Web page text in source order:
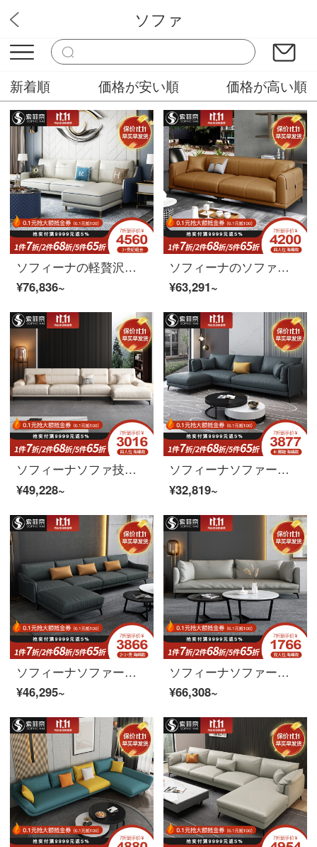
華やか家具
ソファ
新着順 価格が安い順 価格が高い順
ソフィーナの軽贅沢な本革のソファーの小さい部屋型の客間は3人の回転角の貴妃のソファーの近代的な簡約港式3+1+貴妃+茶何を組み合わせますか？
¥76,836~
ソフィーナのソファーの科学技術布のソファー北欧イタリア式の簡単な布芸ソファーのミニチュアタイプのソファー現代簡単なリビングルームのセットソファーの1+4スポンジタイプ
¥63,291~
ソフィーナソファ技術布ソファ北欧イタリアのシンプルな布芸ソファーのミニチュアソファーのリビングソファ2+貴妃ラテックスのモデル
¥49,228~
ソフィーナソファーの科学技術布ソファ北欧ソファはシンプルで小室タイプの近代的な家具は軽奢な布芸ソファーのリビングルームのセットを組み合わせました。
¥32,819~
ソフィーナソファーの科学技術布ソファ北欧の科学技術布ゴムソファーは現代簡単で簡単なリビングセットの大きさの戸型布芸ソファーを組み合わせています。
¥46,295~
ソフィーナソファーの科学技術布のソファーが軽くて豪華な科学技術布のソファーが小さくて、部屋型の三人が居間に並んでいます。簡単に現代に布芸のラテックスのソファーを分解して洗うことができます。
¥66,308~